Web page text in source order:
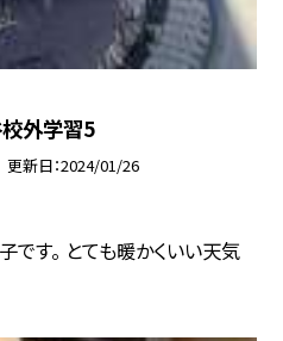
外学習5
更新日 2024/01/26
です。 とても暖かくいい天気